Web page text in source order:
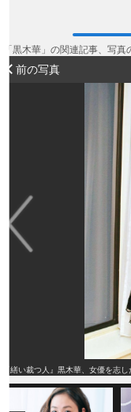
「黒木華」の関連記事、写
前の写真
『繕い裁つ人』黒木華、女優を志